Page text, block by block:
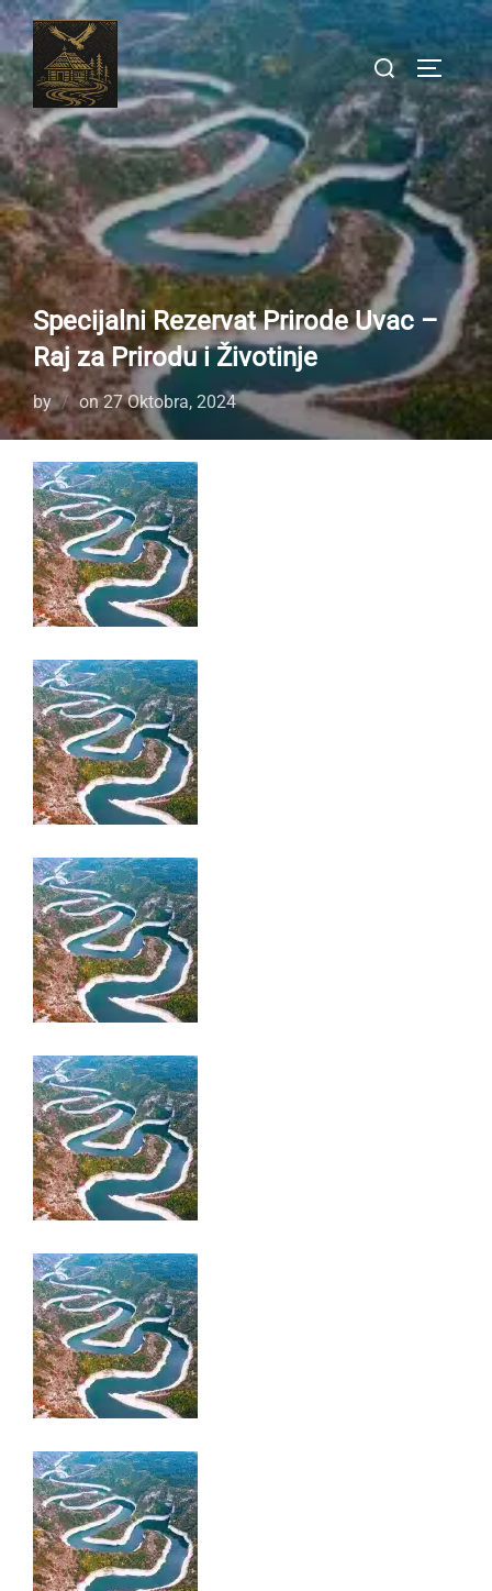
Skip
to
content
Search
for:
Specijalni Rezervat Prirode Uvac –
Raj za Prirodu i Životinje
by onPosted
on
27 Oktobra, 2024